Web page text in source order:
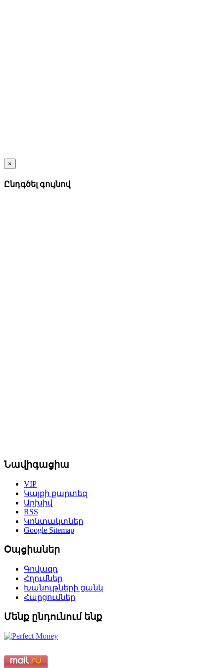
×
Ընդգծել գույնով
Նավիգացիա
VIP
Կայքի քարտեզ
Արխիվ
RSS
Կոնտակտներ
Google Sitemap
Օպցիաներ
Գովազդ
Հղումներ
Խանութների ցանկ
Հարցումներ
Մենք ընդունում ենք